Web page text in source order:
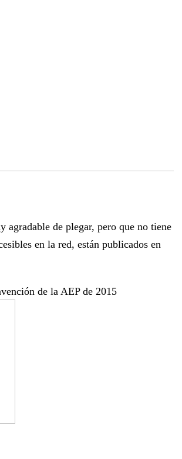
agradable de plegar, pero que no tiene
en la red, están publicados en
de la AEP de 2015